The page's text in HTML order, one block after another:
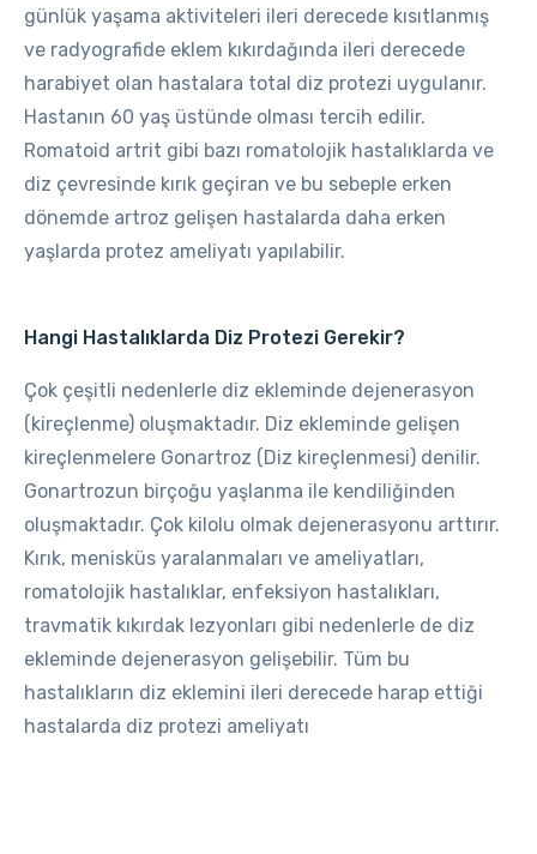
günlük yaşama aktiviteleri ileri derecede kısıtlanmış
ve radyografide eklem kıkırdağında ileri derecede
harabiyet olan hastalara total diz protezi uygulanır.
Hastanın 60 yaş üstünde olması tercih edilir.
Romatoid artrit gibi bazı romatolojik hastalıklarda ve
diz çevresinde kırık geçiran ve bu sebeple erken
dönemde artroz gelişen hastalarda daha erken
yaşlarda protez ameliyatı yapılabilir.
Hangi Hastalıklarda Diz Protezi Gerekir?
Çok çeşitli nedenlerle diz ekleminde dejenerasyon
(kireçlenme) oluşmaktadır. Diz ekleminde gelişen
kireçlenmelere Gonartroz (Diz kireçlenmesi) denilir.
Gonartrozun birçoğu yaşlanma ile kendiliğinden
oluşmaktadır. Çok kilolu olmak dejenerasyonu arttırır.
Kırık, menisküs yaralanmaları ve ameliyatları,
romatolojik hastalıklar, enfeksiyon hastalıkları,
travmatik kıkırdak lezyonları gibi nedenlerle de diz
ekleminde dejenerasyon gelişebilir. Tüm bu
hastalıkların diz eklemini ileri derecede harap ettiği
hastalarda diz protezi ameliyatı